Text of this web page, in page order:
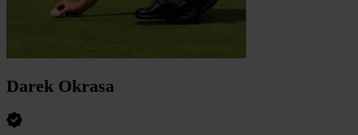
Darek Okrasa